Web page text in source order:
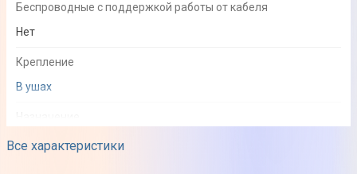
Все характеристики
Беспроводные с поддержкой работы от кабеля
Нет
Крепление
В ушах
Универсальные